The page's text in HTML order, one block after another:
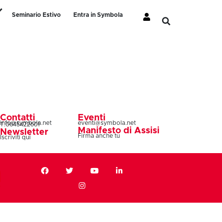
Seminario Estivo
Entra in Symbola
Contatti
info@symbola.net
T.0645422601
Newsletter
Iscriviti qui
Eventi
eventi@symbola.net
Manifesto di Assisi
Firma anche tu